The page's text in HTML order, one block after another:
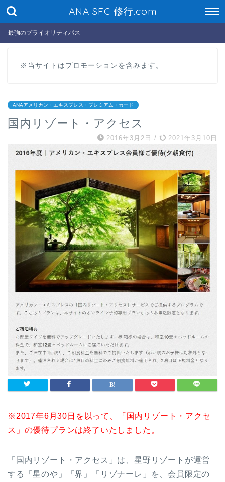
ANA SFC 修行.com
最強のプライオリティパス
※当サイトはプロモーションを含みます。
ANAアメリカン・エキスプレス・プレミアム・カード
国内リゾート・アクセス
2016年3月2日 / 2021年3月10日
※2017年6月30日を以って、「国内リゾート・アクセ
ス」の優待プランは終了いたしました。
「国内リゾート・アクセス」は、星野リゾートが運営
する「星のや」「界」「リゾナーレ」を、会員限定の